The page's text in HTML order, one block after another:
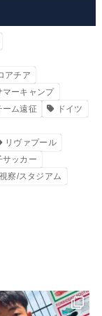
アチア
マーキャンプ
ーム遠征
ドイツ
リヴァプール
サッカー
察/スタジアム